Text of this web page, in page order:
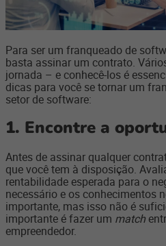
Para ser um franqueado de
basta assinar um contrato.
jornada – e conhecê-los é
dicas para você se tornar um
setor de software:
1. Encontre a
Antes de assinar qualquer
que você tem à disposição.
rentabilidade esperada para o
necessário e os conhecimentos
importante, mas isso não é
importante é fazer um match
empreendedor.